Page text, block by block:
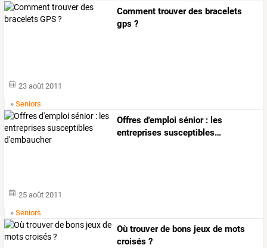
Comment trouver des bracelets
gps ?
23 août 2011
»Seniors
Offres d'emploi sénior: les
entreprises susceptibles…
25 août 2011
»Seniors
Où trouver de bons jeux de mots
croisés ?